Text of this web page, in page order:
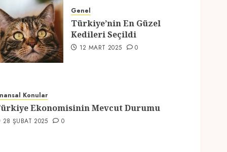
Genel
Türkiye’nin En Güzel
Kedileri Seçildi
12 MART 2025 0
Konular
Ekonomisinin Mevcut Durumu
28 ŞUBAT 2025 0